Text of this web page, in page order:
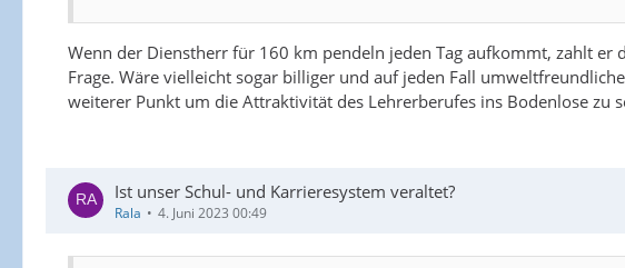
Wenn der Dienstherr für 160 km pendeln jeden Tag aufkommt, zahlt
Frage. Wäre vielleicht sogar billiger und auf jeden Fall
weiterer Punkt um die Attraktivität des Lehrerberufes ins Bodenlose zu
Ist unser Schul- und Karrieresystem veraltet?
Rala 4. Juni 2023 00:49